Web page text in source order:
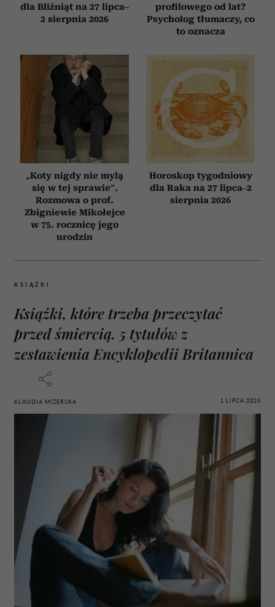
dla Bliźniąt na 27 lipca–
2 sierpnia 2026
profilowego od lat?
Psycholog tłumaczy, co
to oznacza
„Koty nigdy nie mylą
się w tej sprawie”.
Rozmowa o prof.
Zbigniewie Mikołejce
w 75. rocznicę jego
urodzin
Horoskop tygodniowy
dla Raka na 27 lipca–2
sierpnia 2026
KSIĄŻKI
Książki, które trzeba przeczytać
przed śmiercią. 5 tytułów z
zestawienia Encyklopedii Britannica
KLAUDIA MIZERSKA 1 LIPCA 2026